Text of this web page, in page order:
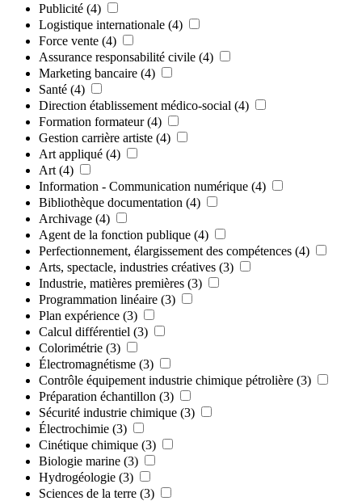
Publicité (4)
Logistique internationale (4)
Force vente (4)
Assurance responsabilité civile (4)
Marketing bancaire (4)
Santé (4)
Direction établissement médico-social (4)
Formation formateur (4)
Gestion carrière artiste (4)
Art appliqué (4)
Art (4)
Information - Communication numérique (4)
Bibliothèque documentation (4)
Archivage (4)
Agent de la fonction publique (4)
Perfectionnement, élargissement des compétences (4)
Arts, spectacle, industries créatives (3)
Industrie, matières premières (3)
Programmation linéaire (3)
Plan expérience (3)
Calcul différentiel (3)
Colorimétrie (3)
Électromagnétisme (3)
Contrôle équipement industrie chimique pétrolière (3)
Préparation échantillon (3)
Sécurité industrie chimique (3)
Électrochimie (3)
Cinétique chimique (3)
Biologie marine (3)
Hydrogéologie (3)
Sciences de la terre (3)